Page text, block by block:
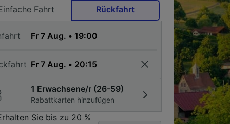
Fahrt
Rückfahrt
1 Erwachsene/r (26-59)
Rabattkarten hinzufügen
Sie bis zu 20 %